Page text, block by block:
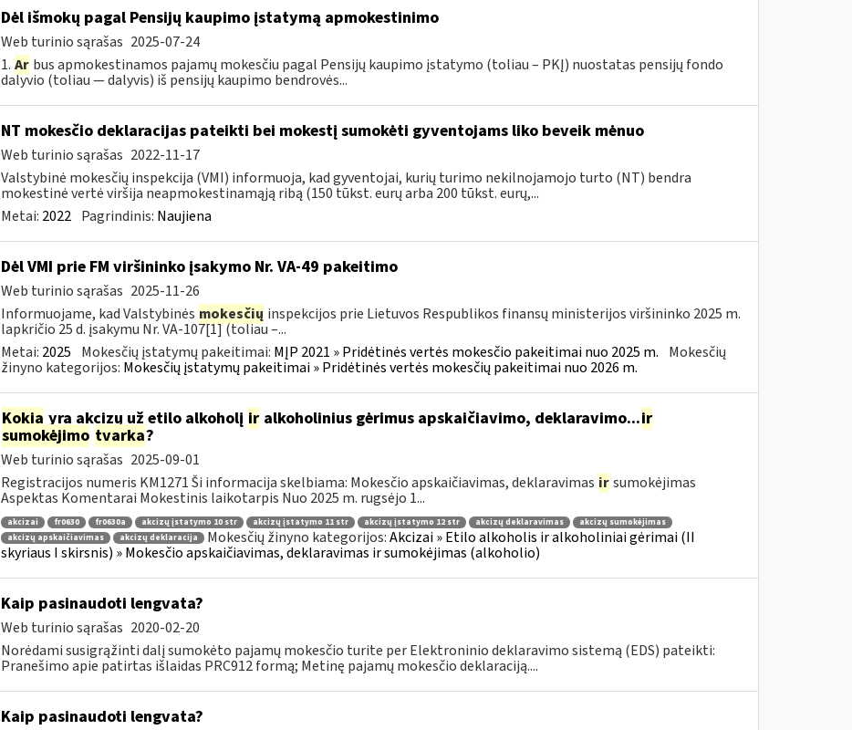
Dėl išmokų pagal Pensijų kaupimo įstatymą apmokestinimo
Web turinio sąrašas 2025-07-24
1. Ar bus apmokestinamos pajamų mokesčiu pagal Pensijų kaupimo įstatymo (toliau – PKĮ) nuostatas pensijų fondo
dalyvio (toliau — dalyvis) iš pensijų kaupimo bendrovės...
NT mokesčio deklaracijas pateikti bei mokestį sumokėti gyventojams liko beveik mėnuo
Web turinio sąrašas 2022-11-17
Valstybinė mokesčių inspekcija (VMI) informuoja, kad gyventojai, kurių turimo nekilnojamojo turto (NT) bendra
mokestinė vertė viršija neapmokestinamąją ribą (150 tūkst. eurų arba 200 tūkst. eurų,...
Metai: 2022 Pagrindinis: Naujiena
Dėl VMI prie FM viršininko įsakymo Nr. VA-49 pakeitimo
Web turinio sąrašas 2025-11-26
Informuojame, kad Valstybinės mokesčių inspekcijos prie Lietuvos Respublikos finansų ministerijos viršininko 2025 m.
lapkričio 25 d. įsakymu Nr. VA-107[1] (toliau –...
Metai: 2025 Mokesčių įstatymų pakeitimai: MĮP 2021 » Pridėtinės vertės mokesčio pakeitimai nuo 2025 m. Mokesčių
žinyno kategorijos: Mokesčių įstatymų pakeitimai » Pridėtinės vertės mokesčių pakeitimai nuo 2026 m.
Kokiayra akcizų už etilo alkoholį iralkoholinius gėrimus apskaičiavimo, deklaravimo...ir
sumokėjimo tvarka?
Web turinio sąrašas 2025-09-01
Registracijos numeris KM1271 Ši informacija skelbiama: Mokesčio apskaičiavimas, deklaravimas ir sumokėjimas
Aspektas Komentarai Mokestinis laikotarpis Nuo 2025 m. rugsėjo 1...
akcizai fr0630 fr0630a akcizų įstatymo 10 str akcizų įstatymo 11 str akcizų įstatymo 12 str akcizų deklaravimas
akcizų sumokėjimas
akcizų apskaičiavimas
akcizų deklaracija Mokesčių žinyno kategorijos:Akcizai » Etilo alkoholis ir alkoholiniai gėrimai (II
skyriaus I skirsnis) » Mokesčio apskaičiavimas, deklaravimas ir sumokėjimas (alkoholio)
Kaip pasinaudoti lengvata?
Web turinio sąrašas 2020-02-20
Norėdami susigrąžinti dalį sumokėto pajamų mokesčio turite per Elektroninio deklaravimo sistemą (EDS) pateikti:
Pranešimo apie patirtas išlaidas PRC912 formą; Metinę pajamų mokesčio deklaraciją....
Kaip pasinaudoti lengvata?